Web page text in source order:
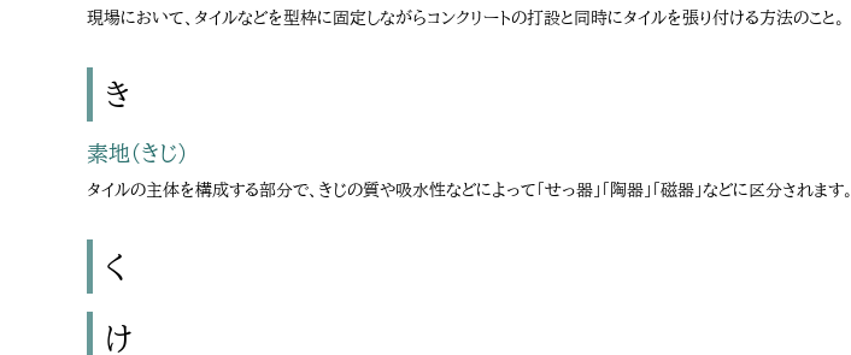
現場において、タイルなどを型枠に固定しながらコンクリートの打設と同時にタイルを張り付ける方法のこと。
き
素地（きじ）
タイルの主体を構成する部分で、きじの質や吸水性などによって「せっ器」「陶器」「磁器」などに区分されます。
く
け